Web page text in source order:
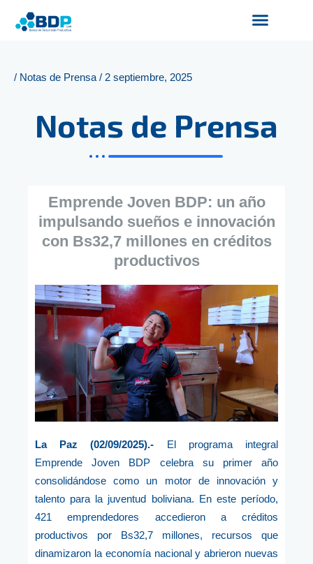
/ Notas de Prensa/ 2 septiembre, 2025
Notas de Prensa
Emprende Joven BDP: un año
impulsando sueños e innovación
con Bs32,7 millones en créditos
productivos
La Paz (02/09/2025).- El programa integral
Emprende Joven BDP celebra su primer año
consolidándose como un motor de innovación y
talento para la juventud boliviana. En este período,
421 emprendedores accedieron a créditos
productivos por Bs32,7 millones, recursos que
dinamizaron la economía nacional y abrieron nuevas